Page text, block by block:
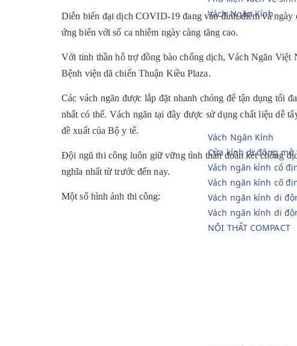
Vách Ngăn Kính
Vách Ngăn Kính
Cửa kính di động
Vách ngăn kính cố
Vách ngăn kính cố
Vách ngăn kính di
Vách ngăn kính di
NỘI THẤT COMPACT
Diễn biến đại dịch COVID-19 đang vào đỉnh điểm và ngày
ứng biến với số ca nhiễm ngày càng tăng cao.
Với tinh thần hỗ trợ đồng bào chống dịch, Vách Ngăn Việt
Bệnh viện dã chiến Thuận Kiều Plaza.
Các vách ngăn được lắp đặt nhanh chóng để tận dụng tối
nhất có thể. Vách ngăn tại đây được sử dụng chất liệu dễ
đề xuất của Bộ y tế.
Đội ngũ thi công luôn giữ vững tình thần đoàn kết chống
nghĩa nhất từ trước đến nay.
Một số hình ảnh thi công: